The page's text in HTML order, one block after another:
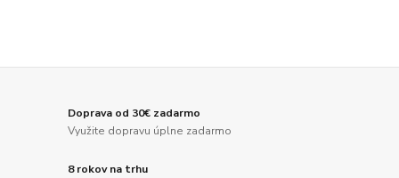
Doprava od 30€ zadarmo
Využite dopravu úplne zadarmo
8 rokov na trhu